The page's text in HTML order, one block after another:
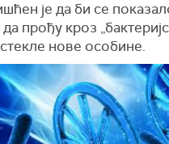
је да би се
прођу кроз
нове особине.